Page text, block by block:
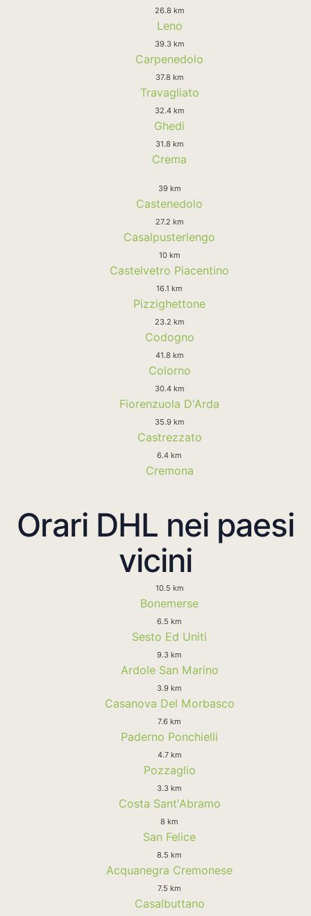
26.8 km
Leno
39.3 km
Carpenedolo
37.8 km
Travagliato
32.4 km
Ghedi
31.8 km
Crema
39 km
Castenedolo
27.2 km
Casalpusterlengo
10 km
Castelvetro Piacentino
16.1 km
Pizzighettone
23.2 km
Codogno
41.8 km
Colorno
30.4 km
Fiorenzuola D'Arda
35.9 km
Castrezzato
6.4 km
Cremona
Orari DHL nei paesi
vicini
10.5 km
Bonemerse
6.5 km
Sesto Ed Uniti
9.3 km
Ardole San Marino
3.9 km
Casanova Del Morbasco
7.6 km
Paderno Ponchielli
4.7 km
Pozzaglio
3.3 km
Costa Sant'Abramo
8 km
San Felice
8.5 km
Acquanegra Cremonese
7.5 km
Casalbuttano